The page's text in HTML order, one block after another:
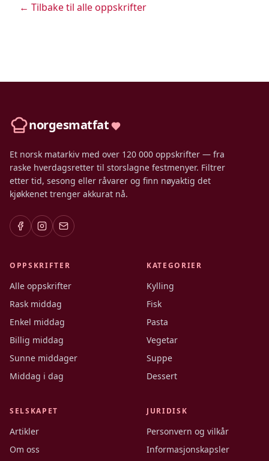
← Tilbake til alle oppskrifter
norgesmatfat
Et norsk matarkiv med over 120 000 oppskrifter — fra
raske hverdagsretter til storslagne festmenyer. Filtrer
etter tid, sesong eller råvarer og finn nøyaktig det
kjøkkenet trenger akkurat nå.
OPPSKRIFTER
Alle oppskrifter
Rask middag
Enkel middag
Billig middag
Sunne middager
Middag i dag
KATEGORIER
Kylling
Fisk
Pasta
Vegetar
Suppe
Dessert
SELSKAPET
Artikler
Om oss
JURIDISK
Personvern og vilkår
Informasjonskapsler